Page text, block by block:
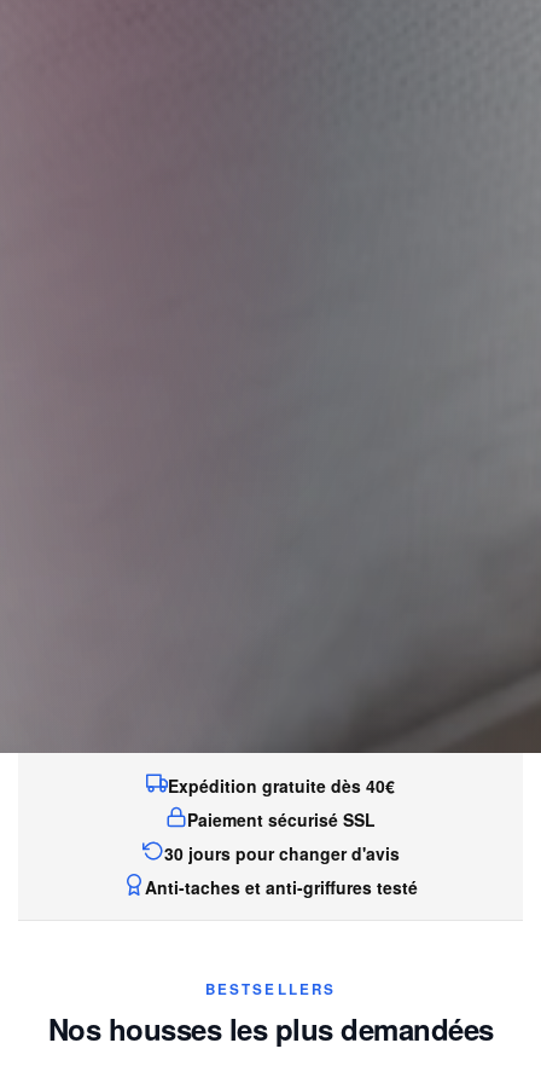
Expédition gratuite dès 40€
Paiement sécurisé SSL
30 jours pour changer d'avis
Anti-taches et anti-griffures testé
BESTSELLERS
Nos housses les plus demandées